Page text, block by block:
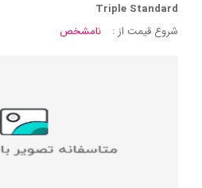
Triple Standard
شروع قیمت از :
نامشخص